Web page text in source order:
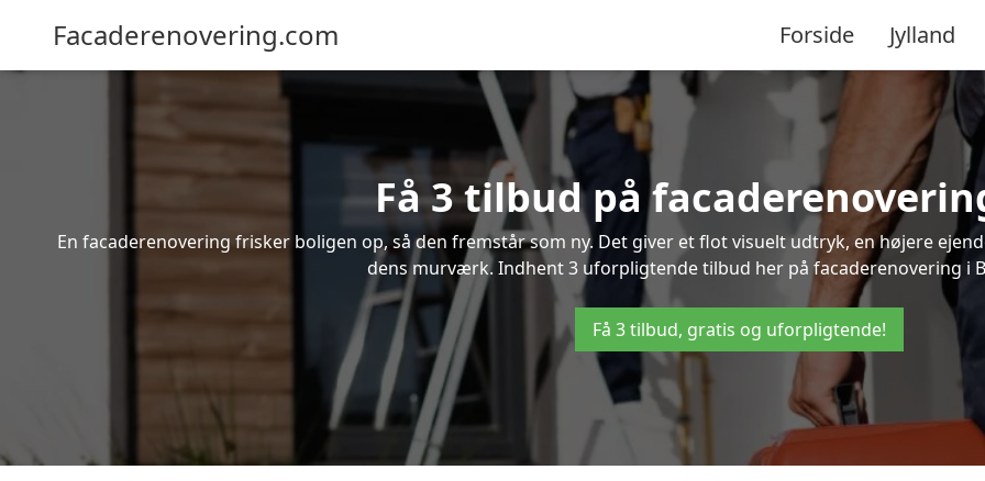
Facaderenovering.com Forside Jylland
Få 3 tilbud på
En facaderenovering frisker boligen op, så den fremstår som ny. Det giver et flot visuelt udtryk, en højere
dens murværk. Indhent 3 uforpligtende tilbud her på facaderenovering i
Få 3 tilbud, gratis og uforpligtende!